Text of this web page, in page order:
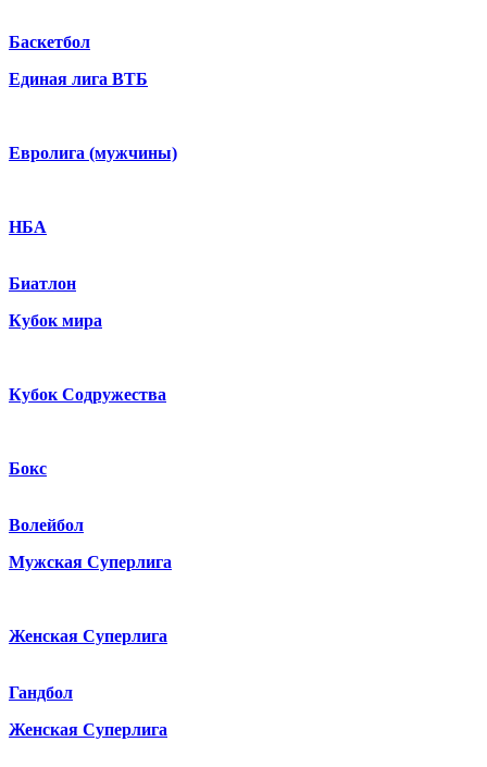
Баскетбол
Единая лига ВТБ
Евролига (мужчины)
НБА
Биатлон
Кубок мира
Кубок Содружества
Бокс
Волейбол
Мужская Суперлига
Женская Суперлига
Гандбол
Женская Суперлига